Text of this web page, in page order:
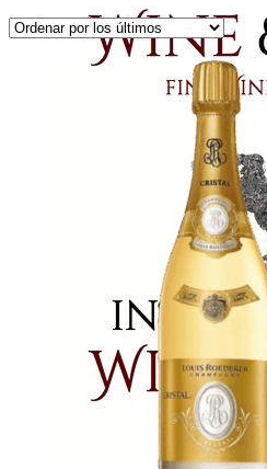
los
últimos